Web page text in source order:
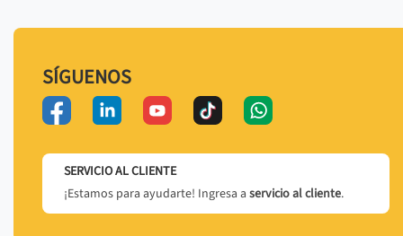
SÍGUENOS
SERVICIO AL CLIENTE
¡Estamos para ayudarte! Ingresa a servicio al cliente.